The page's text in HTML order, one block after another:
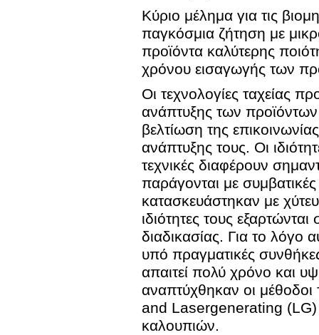
Κύριο μέλημα για τις
παγκόσμια ζήτηση με
προϊόντα καλύτερης
χρόνου εισαγωγής των
Οι τεχνολογίες ταχείας
ανάπτυξης των
βελτίωση της
ανάπτυξης τους. Οι
τεχνικές διαφέρουν
παράγονται με συμβατικές
κατασκευάστηκαν με
ιδιότητες τους
διαδικασίας. Για το λόγο
υπό πραγματικές
απαιτεί πολύ χρόνο και
αναπτύχθηκαν οι
and Lasergenerating (LG)
καλουπιών.